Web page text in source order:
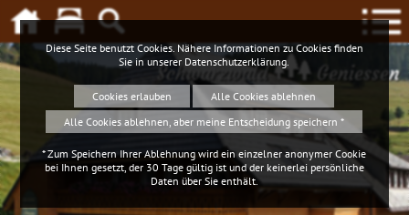
Schwarzwald Geniessen
Diese Seite benutzt Cookies. Nähere Informationen zu Cookies finden
Sie in unserer Datenschutzerklärung.
Cookies erlauben
Alle Cookies ablehnen
Alle Cookies ablehnen, aber meine Entscheidung speichern *
* Zum Speichern Ihrer Ablehnung wird ein einzelner anonymer Cookie
bei Ihnen gesetzt, der 30 Tage gültig ist und der keinerlei persönliche
Daten über Sie enthält.